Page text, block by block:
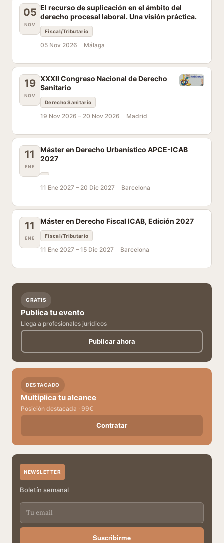
05
NOV
El recurso de suplicación en el ámbito del
derecho procesal laboral. Una visión práctica.
Fiscal/Tributario
05 Nov 2026 Málaga
19
NOV
XXXII Congreso Nacional de Derecho
Sanitario
Derecho Sanitario
19 Nov 2026 – 20 Nov 2026 Madrid
11
ENE
Máster en Derecho Urbanístico APCE-ICAB
2027
11 Ene 2027 – 20 Dic 2027 Barcelona
11
ENE
Máster en Derecho Fiscal ICAB, Edición 2027
Fiscal/Tributario
11 Ene 2027 – 15 Dic 2027 Barcelona
GRATIS
Publica tu evento
Llega a profesionales jurídicos
Publicar ahora
DESTACADO
Multiplica tu alcance
Posición destacada · 99€
Contratar
NEWSLETTER
Boletín semanal
Suscribirme